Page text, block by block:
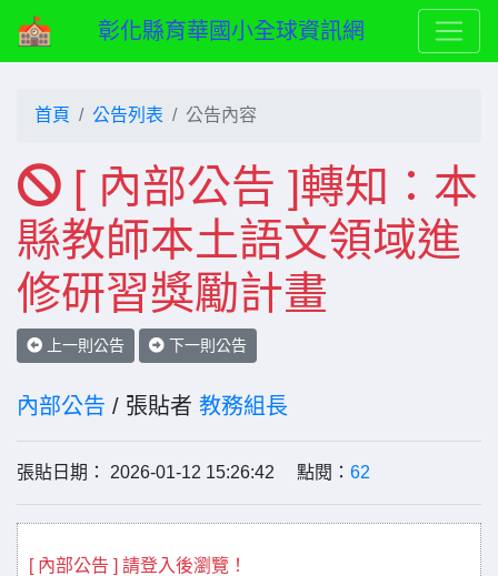
彰化縣育華國小全球資訊網
首頁 公告列表 公告內容
[ 內部公告 ]轉知：本
縣教師本土語文領域進
修研習獎勵計畫
上一則公告 下一則公告
內部公告 / 張貼者 教務組長
張貼日期： 2026-01-12 15:26:42 點閱： 62
[ 內部公告 ] 請登入後瀏覽！